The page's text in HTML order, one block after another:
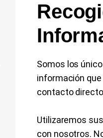
Somos los
información
contacto
Utilizaremos
con nosotros.